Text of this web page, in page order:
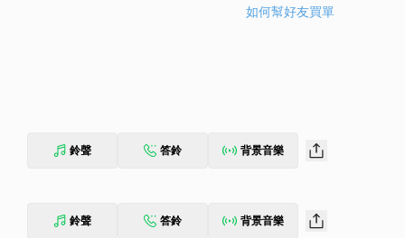
如何幫好友買單
鈴聲 答鈴 背景音樂
鈴聲 答鈴 背景音樂